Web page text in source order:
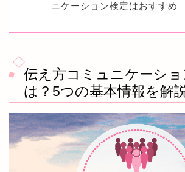
ニケーション検定はおすすめ
伝え方コミュニケーショ
は？5つの基本情報を解